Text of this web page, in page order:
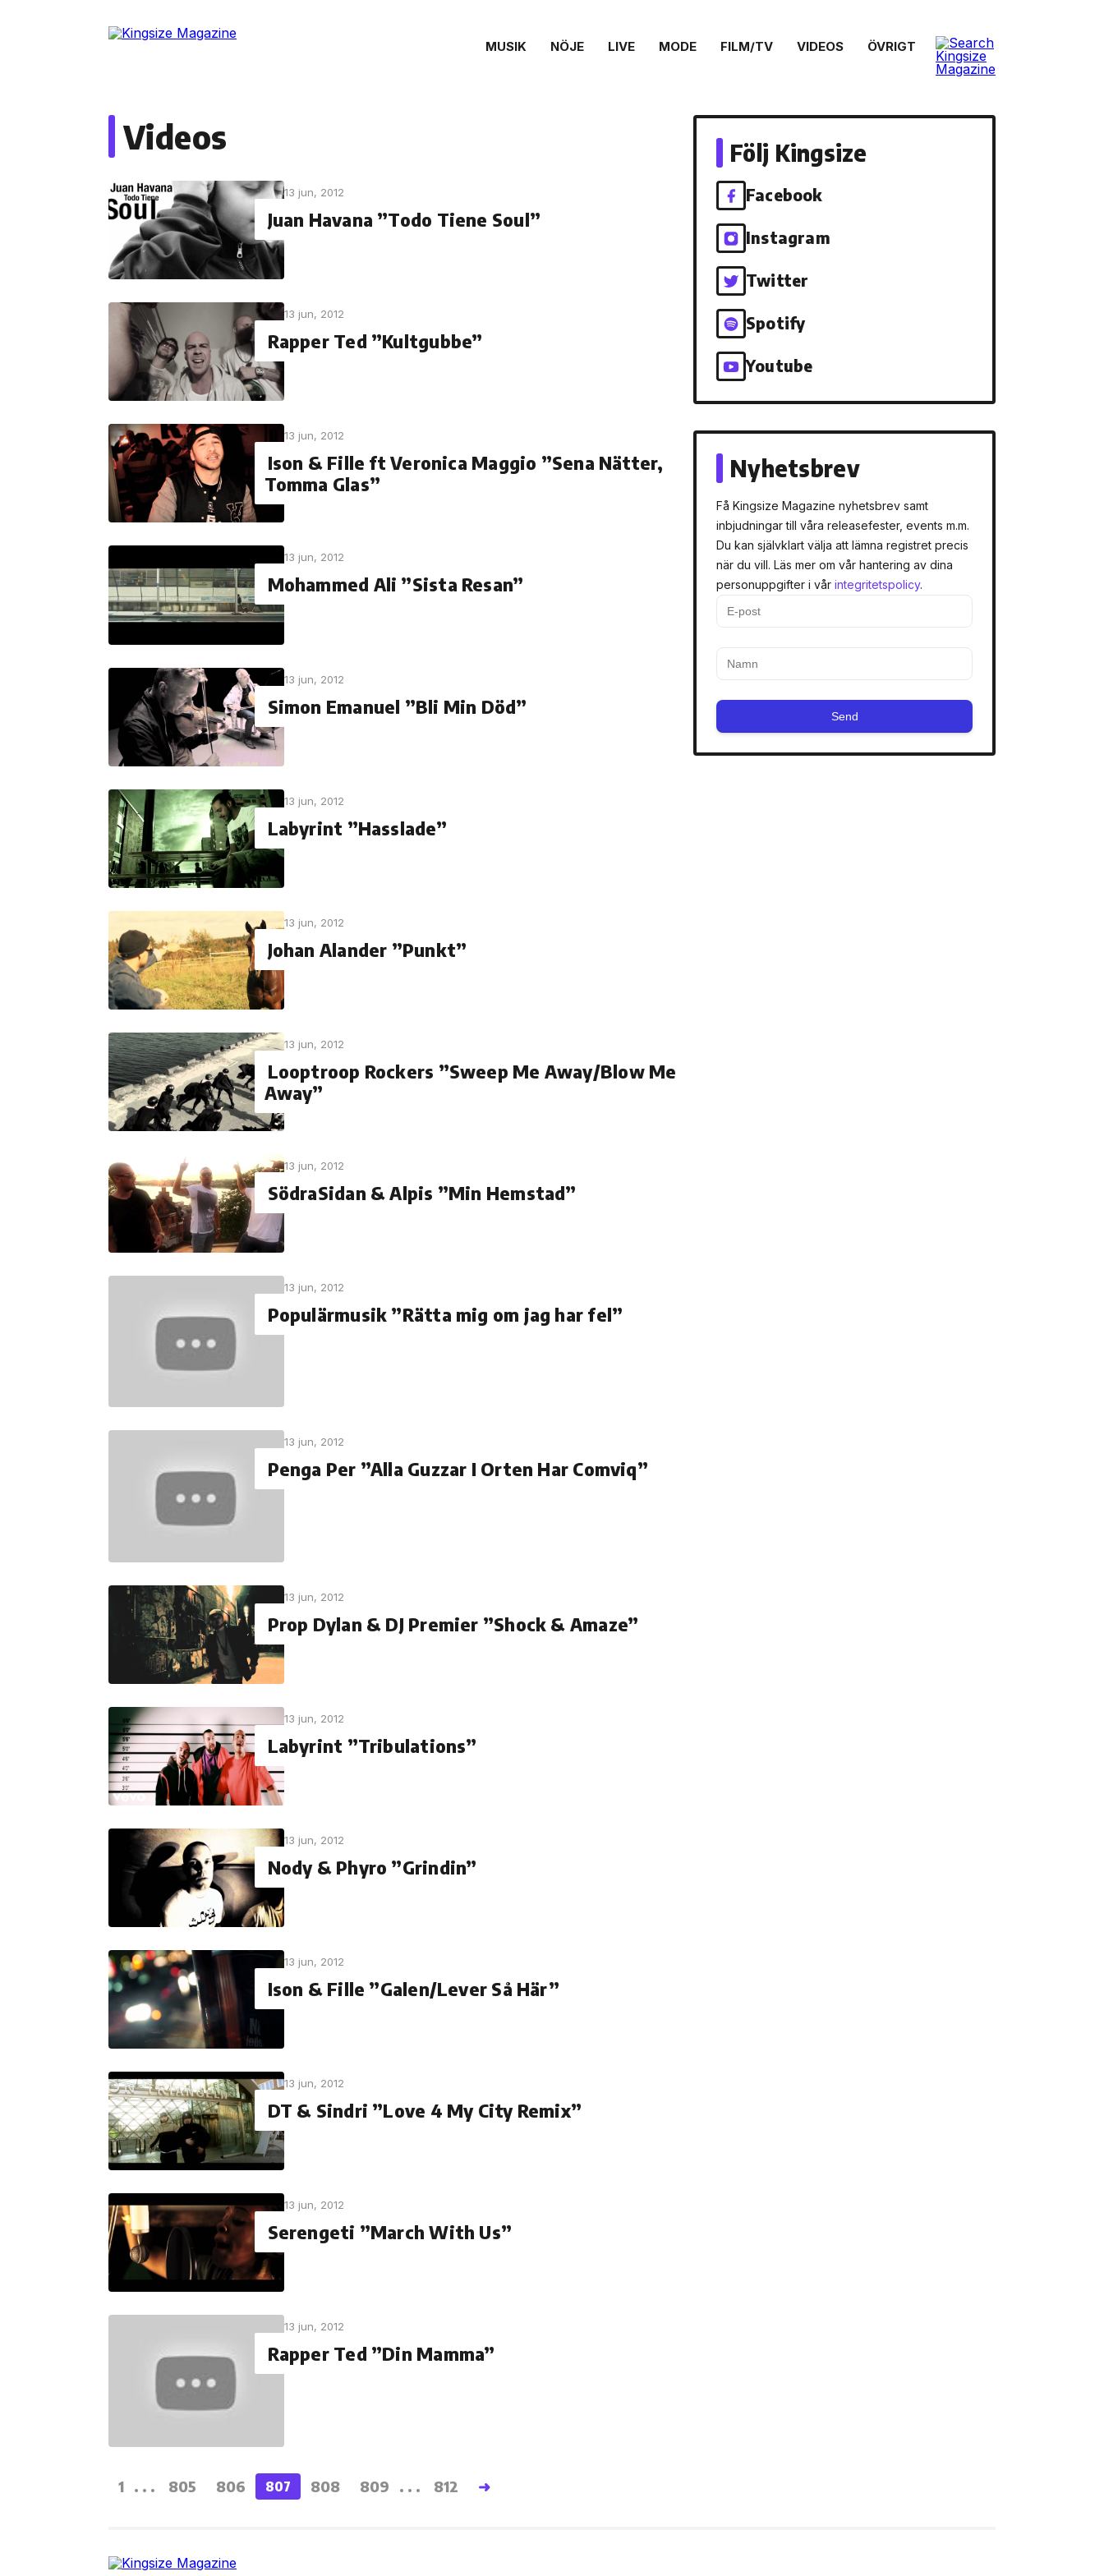
MUSIK NÖJE LIVE MODE FILM/TV VIDEOS ÖVRIGT
Videos
13 jun, 2012
Juan Havana ”Todo Tiene Soul”
13 jun, 2012
Rapper Ted ”Kultgubbe”
13 jun, 2012
Ison & Fille ft Veronica Maggio ”Sena Nätter,
Tomma Glas”
13 jun, 2012
Mohammed Ali ”Sista Resan”
13 jun, 2012
Simon Emanuel ”Bli Min Död”
13 jun, 2012
Labyrint ”Hasslade”
13 jun, 2012
Johan Alander ”Punkt”
13 jun, 2012
Looptroop Rockers ”Sweep Me Away/Blow Me
Away”
13 jun, 2012
SödraSidan & Alpis ”Min Hemstad”
13 jun, 2012
Populärmusik ”Rätta mig om jag har fel”
13 jun, 2012
Penga Per ”Alla Guzzar I Orten Har Comviq”
13 jun, 2012
Prop Dylan & DJ Premier ”Shock & Amaze”
13 jun, 2012
Labyrint ”Tribulations”
13 jun, 2012
Nody & Phyro ”Grindin”
13 jun, 2012
Ison & Fille ”Galen/Lever Så Här”
13 jun, 2012
DT & Sindri ”Love 4 My City Remix”
13 jun, 2012
Serengeti ”March With Us”
13 jun, 2012
Rapper Ted ”Din Mamma”
1 ... 805 806 807 808 809 ... 812 ➜
Följ Kingsize
Facebook
Instagram
Twitter
Spotify
Youtube
Nyhetsbrev
Få Kingsize Magazine nyhetsbrev samt
inbjudningar till våra releasefester, events m.m.
Du kan självklart välja att lämna registret precis
när du vill. Läs mer om vår hantering av dina
personuppgifter i vår integritetspolicy.
Send